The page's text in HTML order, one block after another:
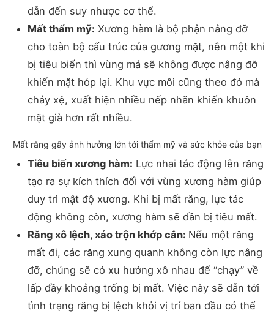
dẫn đến suy nhược cơ thể.
Mất thẩm mỹ: Xương hàm là bộ phận nâng đỡ
cho toàn bộ cấu trúc của gương mặt, nên một khi
bị tiêu biến thì vùng má sẽ không được nâng đỡ
khiến mặt hóp lại. Khu vực môi cũng theo đó mà
chảy xệ, xuất hiện nhiều nếp nhăn khiến khuôn
mặt già hơn rất nhiều.
Mất răng gây ảnh hưởng lớn tới thẩm mỹ và sức khỏe của bạn
Tiêu biến xương hàm: Lực nhai tác động lên răng
tạo ra sự kích thích đối với vùng xương hàm giúp
duy trì mật độ xương. Khi bị mất răng, lực tác
động không còn, xương hàm sẽ dần bị tiêu mất.
Răng xô lệch, xáo trộn khớp cắn: Nếu một răng
mất đi, các răng xung quanh không còn lực nâng
đỡ, chúng sẽ có xu hướng xô nhau để “chạy” về
lấp đầy khoảng trống bị mất. Việc này sẽ dẫn tới
tình trạng răng bị lệch khỏi vị trí ban đầu có thể